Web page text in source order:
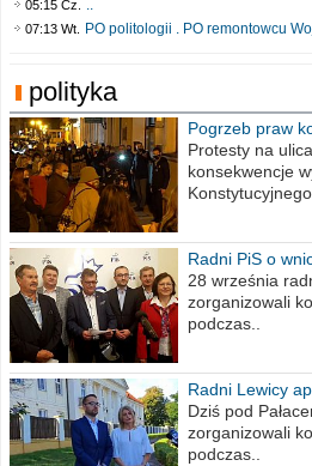
05:15 Cz. ..
07:13 Wt. PO politologii . PO remontowcu
polityka
Pogrzeb praw
poselskim PiS
Protesty na
konsekwencje
Radni PiS o
na 2021 rok
28 września
zorganizowali
podczas..
Radni Lewicy
Wiesława
Dziś pod
zorganizowali
podczas..